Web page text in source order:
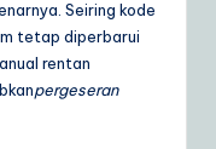
Seiring kode
tetap diperbarui
rentan
pergeseran